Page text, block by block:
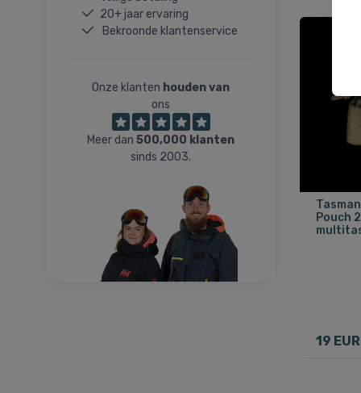
20+ jaar ervaring
Bekroonde klantenservice
Onze klanten houden van
ons
Meer dan 500,000 klanten
sinds 2003.
Pouch
19 EUR